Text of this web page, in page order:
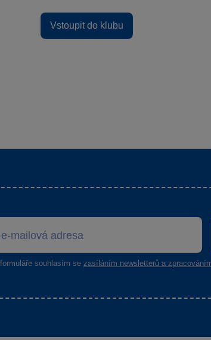
Vstoupit do klubu
souhlasím se zasíláním newsletterů a